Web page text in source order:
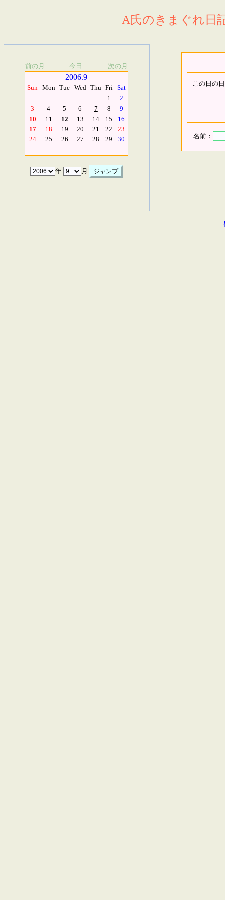
A氏のきまぐれ日
前の月 今日 次の月
2006.9
Sun Mon Tue Wed Thu Fri Sat
1
2
3
4 5 6 7 8
9
10
11 12 13 14 15
16
17
18 19 20 21 22
23
24
25 26 27 28 29 30
年 月
この日の
名前：